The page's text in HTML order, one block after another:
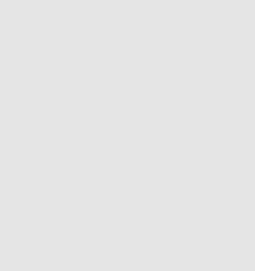
sprawia problemów,
TH 37-7,5
nadprądowy
na wysokie
instalację elektryczną
to m.in. jego
ochrony IP2X.